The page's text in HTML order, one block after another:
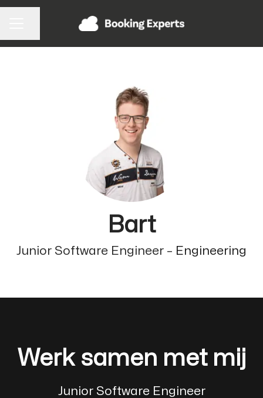
CARRIÈREMENU
Bart
Junior Software Engineer – Engineering
Werk samen met mij
Junior Software Engineer